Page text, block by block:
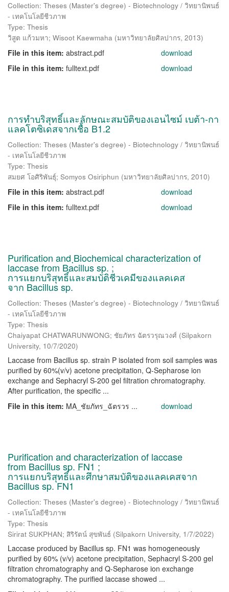
Collection: Theses (Master's degree) - Biotechnology / วิทยานิพนธ์
- เทคโนโลยีชีวภาพ
Type: Thesis
วิสูต แก้วมหา; Wisoot Kaewmaha (มหาวิทยาลัยศิลปากร, 2013)
File in this item: abstract.pdf
download
File in this item: fulltext.pdf download
การทำบริสุทธิ์และลักษณะสมบัติของเอนไซม์ เบต้า-กา
แลคโตซิเดสจากเชื้อ B1.2
Collection: Theses (Master's degree) - Biotechnology / วิทยานิพนธ์
- เทคโนโลยีชีวภาพ
Type: Thesis
สมยศ โอศิริพันธุ์; Somyos Osiriphun (มหาวิทยาลัยศิลปากร, 2010)
File in this item: abstract.pdf
download
File in this item: fulltext.pdf download
Purification and ฺBiochemical characterization of
laccase from Bacillus sp. ;
การแยกบริสุทธิ์และสมบัติชีวเคมีของแลคเคส
จาก Bacillus sp.
Collection: Theses (Master's degree) - Biotechnology / วิทยานิพนธ์
- เทคโนโลยีชีวภาพ
Type: Thesis
Chaiyapat CHATWARUNWONG; ชัยภัทร ฉัตรวรุณวงศ์ (Silpakorn
University, 10/7/2020)
Laccase from Bacillus sp. strain P isolated from soil samples was
purified by 60%(v/v) acetone precipitation, Q-Sepharose ion
exchange and Sephacryl S-200 gel filtration chromatography.
After purification, the specific ...
File in this item: MA_ชัยภัทร_ฉัตรวร ... download
Purification and characterization of laccase
from Bacillus sp. FN1 ;
การแยกบริสุทธิ์และศึกษาสมบัติของแลคเคสจาก
Bacillus sp. FN1
Collection: Theses (Master's degree) - Biotechnology / วิทยานิพนธ์
- เทคโนโลยีชีวภาพ
Type: Thesis
Sirirat SUKPHAN; สิริรัตน์ สุขพันธ์ (Silpakorn University, 1/7/2022)
Laccase produced by Bacillus sp. FN1 was homogeneously
purified by 60% (v/v) acetone precipitation, Sephacryl S-200 gel
filtration chromatography and Q-Sepharose ion exchange
chromatography. The purified laccase showed ...